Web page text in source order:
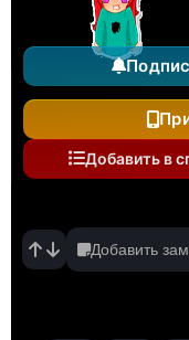
Добавить в
Добавить